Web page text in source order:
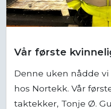
Denne uken nådde
hos Nortekk. Vår
taktekker, Tonje Ø.
fagprøven!